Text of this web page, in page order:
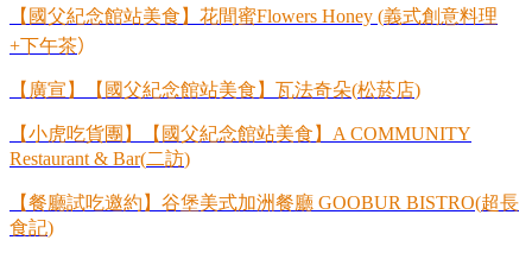
【國父紀念館站美食】花間蜜Flowers Honey (義式創意料理
+下午茶）
【廣宣】【國父紀念館站美食】瓦法奇朵(松菸店)
【小虎吃貨團】【國父紀念館站美食】 A COMMUNITY
Restaurant & Bar(二訪)
【餐廳試吃邀約】谷堡美式加洲餐廳 GOOBUR BISTRO(超長
食記)